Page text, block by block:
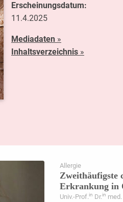
Erscheinungsdatum:
11.4.2025
Mediadaten»
Inhaltsverzeichnis»
Allergie
Zweithäufigste
Erkrankung in
Univ.-Prof.in Dr.in